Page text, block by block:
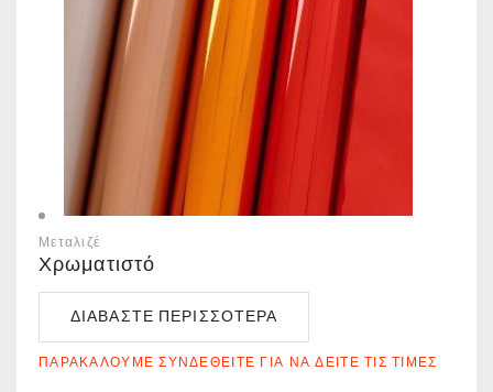
Μεταλιζέ
Χρωματιστό
ΔΙΑΒΆΣΤΕ ΠΕΡΙΣΣΌΤΕΡΑ
ΠΑΡΑΚΑΛΟΎΜΕ ΣΥΝΔΕΘΕΊΤΕ ΓΙΑ ΝΑ ΔΕΊΤΕ ΤΙΣ ΤΙΜΈΣ